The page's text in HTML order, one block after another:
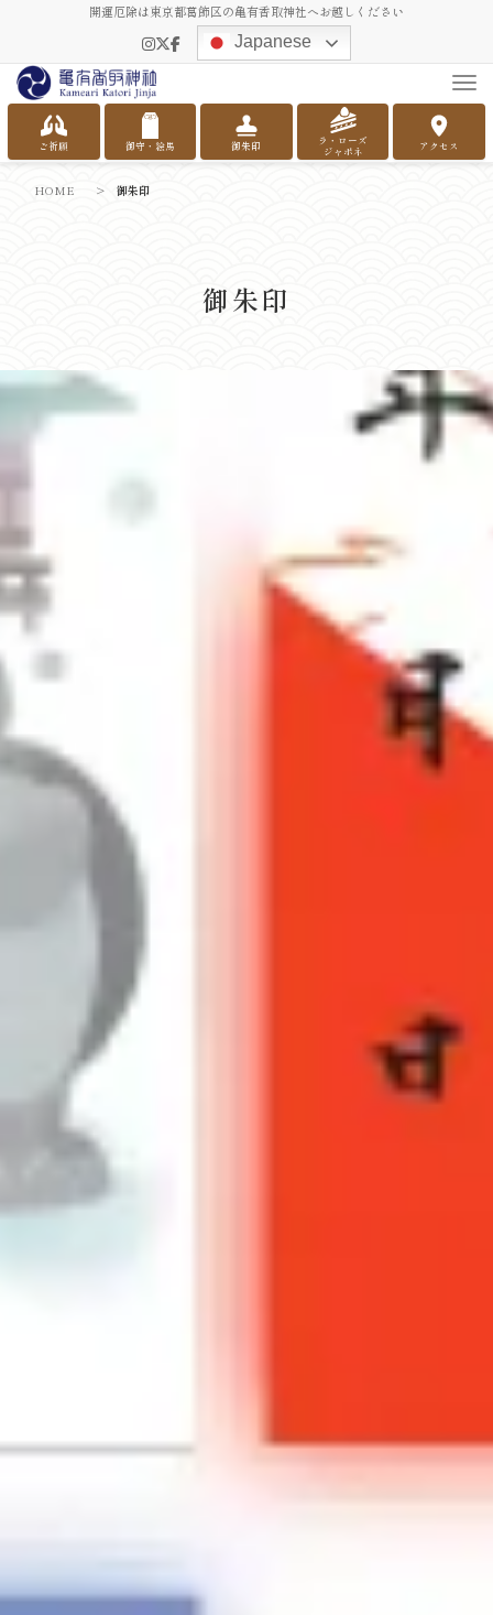
開運厄除は東京都葛飾区の亀有香取神社へお越しください
Japanese
ご祈願 御守・絵馬 御朱印
ラ・ローズ
ジャポネ
アクセス
御朱印
HOME > 御朱印